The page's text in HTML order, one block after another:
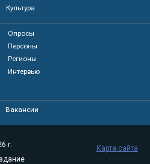
Культура
Опросы
Персоны
Регионы
Интервью
Вакансии
г.
Карта сайта